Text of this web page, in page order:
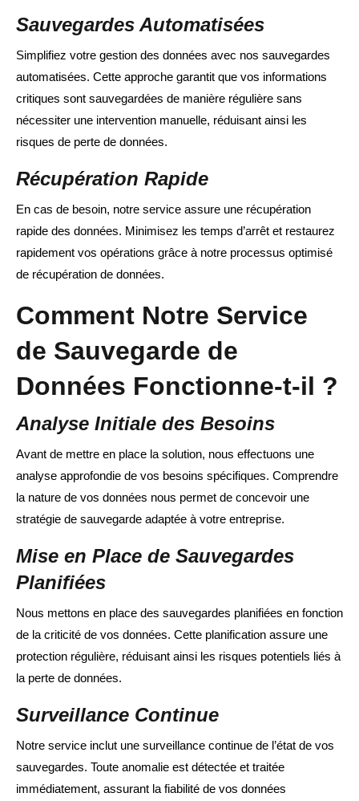
Sauvegardes Automatisées
Simplifiez votre gestion des données avec nos sauvegardes
automatisées. Cette approche garantit que vos informations
critiques sont sauvegardées de manière régulière sans
nécessiter une intervention manuelle, réduisant ainsi les
risques de perte de données.
Récupération Rapide
En cas de besoin, notre service assure une récupération
rapide des données. Minimisez les temps d’arrêt et restaurez
rapidement vos opérations grâce à notre processus optimisé
de récupération de données.
Comment Notre Service
de Sauvegarde de
Données Fonctionne-t-il ?
Analyse Initiale des Besoins
Avant de mettre en place la solution, nous effectuons une
analyse approfondie de vos besoins spécifiques. Comprendre
la nature de vos données nous permet de concevoir une
stratégie de sauvegarde adaptée à votre entreprise.
Mise en Place de Sauvegardes
Planifiées
Nous mettons en place des sauvegardes planifiées en fonction
de la criticité de vos données. Cette planification assure une
protection régulière, réduisant ainsi les risques potentiels liés à
la perte de données.
Surveillance Continue
Notre service inclut une surveillance continue de l’état de vos
sauvegardes. Toute anomalie est détectée et traitée
immédiatement, assurant la fiabilité de vos données